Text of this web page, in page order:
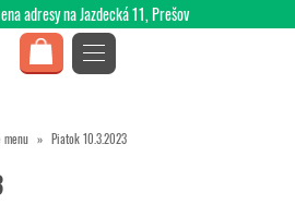
menu Piatok 10.3.2023
adresy na Jazdecká 11, Prešov